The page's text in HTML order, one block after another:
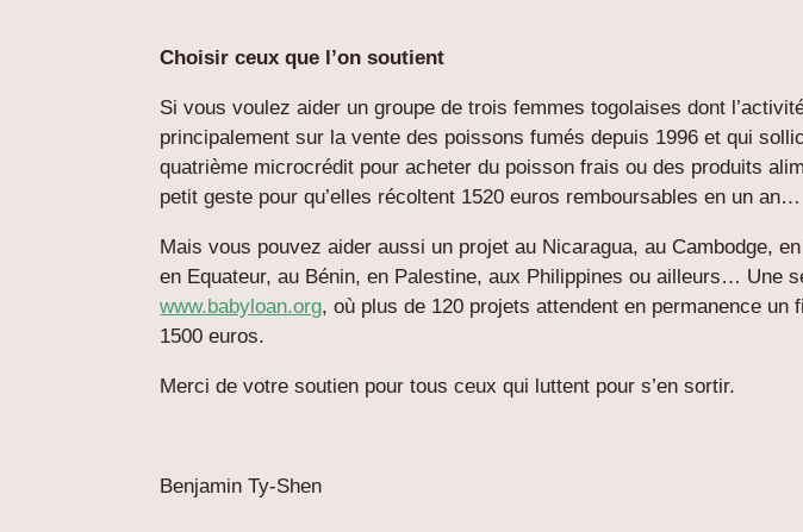
Choisir ceux que l’on soutient
Si vous voulez aider un groupe de trois femmes togolaises dont
principalement sur la vente des poissons fumés depuis 1996 et qui
quatrième microcrédit pour acheter du poisson frais ou des produits
petit geste pour qu’elles récoltent 1520 euros remboursables en un an…
Mais vous pouvez aider aussi un projet au Nicaragua, au Cambodge,
en Equateur, au Bénin, en Palestine, aux Philippines ou ailleurs… Une
www.babyloan.org, où plus de 120 projets attendent en permanence un
1500 euros.
Merci de votre soutien pour tous ceux qui luttent pour s’en sortir.
Benjamin Ty-Shen